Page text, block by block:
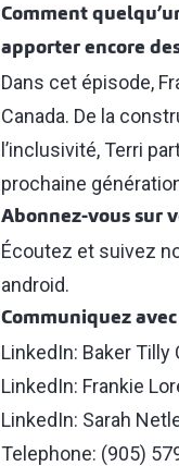
Comment
apporter encore
Dans cet épisode,
Canada. De la
l’inclusivité, Terri
prochaine
Abonnez-vous sur
Écoutez et suivez
android.
Communiquez
LinkedIn: Baker Tilly
LinkedIn: Frankie
LinkedIn: Sarah
Telephone: (905)